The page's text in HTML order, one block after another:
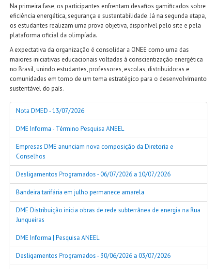
Na primeira fase, os participantes enfrentam desafios gamificados sobre
eficiência energética, segurança e sustentabilidade. Já na segunda etapa,
os estudantes realizam uma prova objetiva, disponível pelo site e pela
plataforma oficial da olimpíada.
A expectativa da organização é consolidar a ONEE como uma das
maiores iniciativas educacionais voltadas à conscientização energética
no Brasil, unindo estudantes, professores, escolas, distribuidoras e
comunidades em torno de um tema estratégico para o desenvolvimento
sustentável do país.
Nota DMED - 13/07/2026
DME Informa - Término Pesquisa ANEEL
Empresas DME anunciam nova composição da Diretoria e
Conselhos
Desligamentos Programados - 06/07/2026 a 10/07/2026
Bandeira tarifária em julho permanece amarela
DME Distribuição inicia obras de rede subterrânea de energia na Rua
Junqueiras
DME Informa | Pesquisa ANEEL
Desligamentos Programados - 30/06/2026 a 03/07/2026